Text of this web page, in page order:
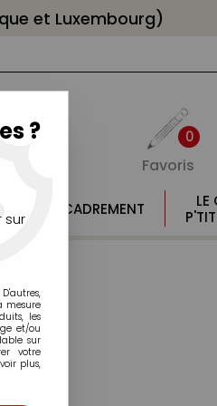
et Luxembourg)
0
Favoris
ENCADREMENT
LE
?
sur
mesure
les
et/ou
sur
votre
plus,